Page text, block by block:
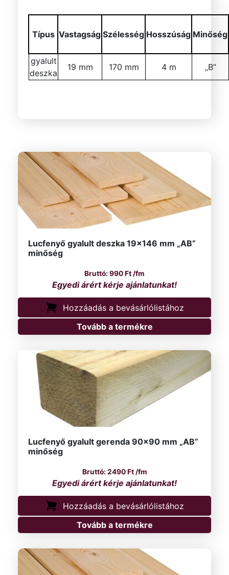
Típus Vastagság Szélesség Hosszúság Minőség
gyalult
deszka
19 mm 170 mm 4 m „B”
Lucfenyő gyalult deszka 19×146 mm „AB”
minőség
990Ft /fm
Hozzáadás a bevásárlólistához
Tovább a termékre
Lucfenyő gyalult gerenda 90×90 mm „AB”
minőség
2490Ft/fm
Hozzáadás a bevásárlólistához
Tovább a termékre